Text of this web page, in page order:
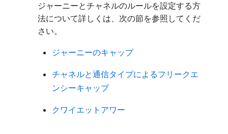
ジャーニーとチャネルのルールを設定する方
法について詳しくは、次の節を参照してくだ
さい。
ジャーニーのキャップ
チャネルと通信タイプによるフリークエ
ンシーキャップ
クワイエットアワー